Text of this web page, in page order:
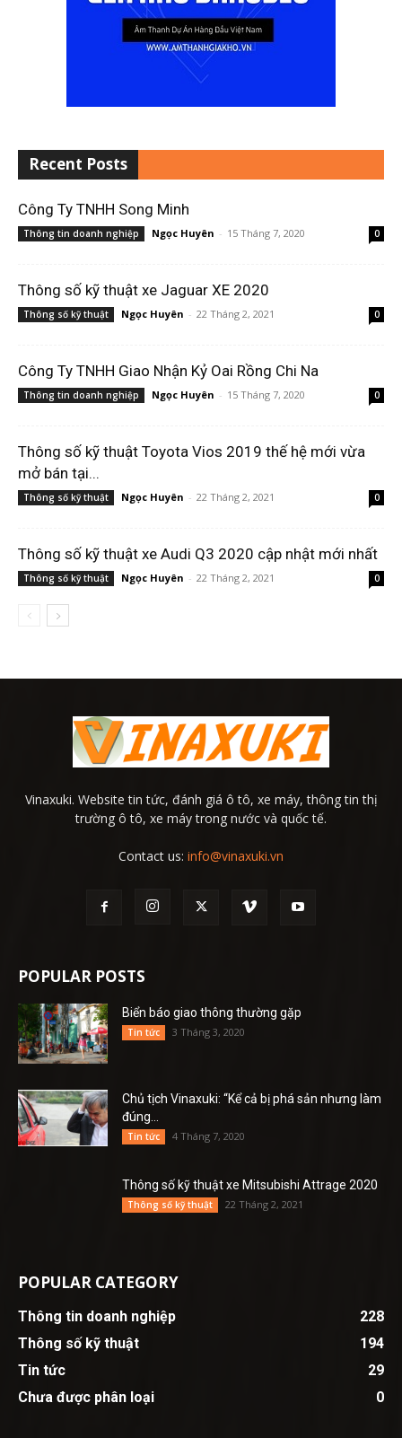
Recent Posts
Công Ty TNHH Song Minh
Thông tin doanh nghiệp Ngọc Huyên - 15 Tháng 7, 2020 0
Thông số kỹ thuật xe Jaguar XE 2020
Thông số kỹ thuật Ngọc Huyên - 22 Tháng 2, 2021 0
Công Ty TNHH Giao Nhận Kỷ Oai Rồng Chi Na
Thông tin doanh nghiệp Ngọc Huyên - 15 Tháng 7, 2020 0
Thông số kỹ thuật Toyota Vios 2019 thế hệ mới vừa
mở bán tại...
Thông số kỹ thuật Ngọc Huyên - 22 Tháng 2, 2021 0
Thông số kỹ thuật xe Audi Q3 2020 cập nhật mới nhất
Thông số kỹ thuật Ngọc Huyên - 22 Tháng 2, 2021 0
Vinaxuki. Website tin tức, đánh giá ô tô, xe máy, thông tin thị
trường ô tô, xe máy trong nước và quốc tế.
Contact us: info@vinaxuki.vn
POPULAR POSTS
Biển báo giao thông thường gặp
Tin tức 3 Tháng 3, 2020
Chủ tịch Vinaxuki: “Kể cả bị phá sản nhưng làm
đúng...
Tin tức 4 Tháng 7, 2020
Thông số kỹ thuật xe Mitsubishi Attrage 2020
Thông số kỹ thuật 22 Tháng 2, 2021
POPULAR CATEGORY
Thông tin doanh nghiệp
228
Thông số kỹ thuật
194
Tin tức
29
Chưa được phân loại
0